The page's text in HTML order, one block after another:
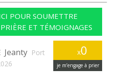
POUR SOUMETTRE
ET TÉMOIGNAGES
x0
je m’engage à prier
Jeanty Port